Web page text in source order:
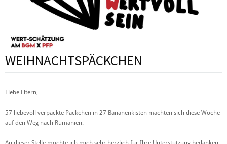
WEIHNACHTSPÄCKCHEN
Liebe Eltern,
57 liebevoll verpackte Päckchen in 27 Bananenkisten machten sich diese Woche
auf den Weg nach Rumänien.